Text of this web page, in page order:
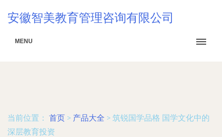
安徽智美教育管理咨询有限公司
MENU
当前位置： 首页 > 产品大全 > 筑锐国学品格 国学文化中的
深层教育投资